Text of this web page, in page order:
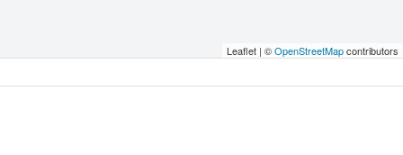
Leaflet | ©OpenStreetMapcontributors